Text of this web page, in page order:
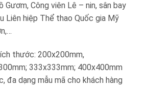
Gươm, Công viên Lê – nin, sân bay
Liên hiệp Thể thao Quốc gia Mỹ
thước: 200x200mm,
333x333mm; 400x400mm
đa dạng mẫu mã cho khách hàng